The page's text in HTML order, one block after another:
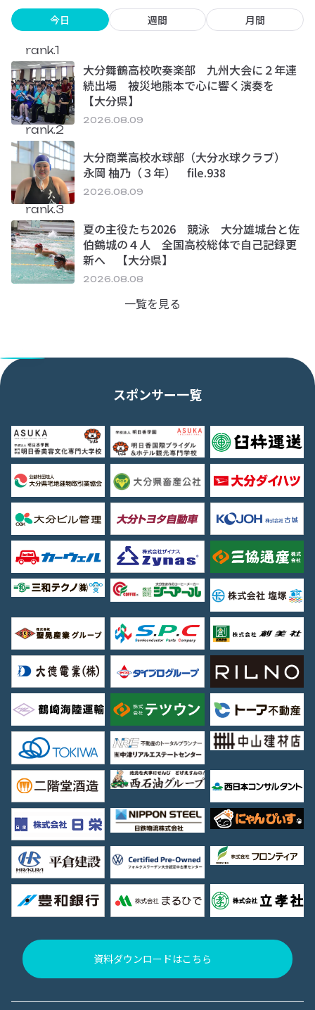
今日 週間 月間
rank.1
大分舞鶴高校吹奏楽部 九州大会に２年連
続出場 被災地熊本で心に響く演奏を
【大分県】
2026.08.09
rank.2
大分商業高校水球部（大分水球クラブ）
永岡 柚乃（３年） file.938
2026.08.09
rank.3
夏の主役たち2026 競泳 大分雄城台と佐
伯鶴城の４人 全国高校総体で自己記録更
新へ 【大分県】
2026.08.08
一覧を見る
スポンサー一覧
資料ダウンロードはこちら